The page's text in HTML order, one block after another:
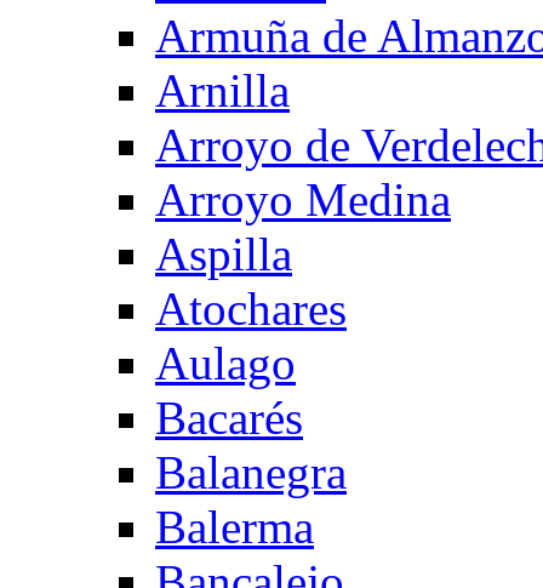
Armuña de
Arnilla
Arroyo de
Arroyo Medina
Aspilla
Atochares
Aulago
Bacarés
Balanegra
Balerma